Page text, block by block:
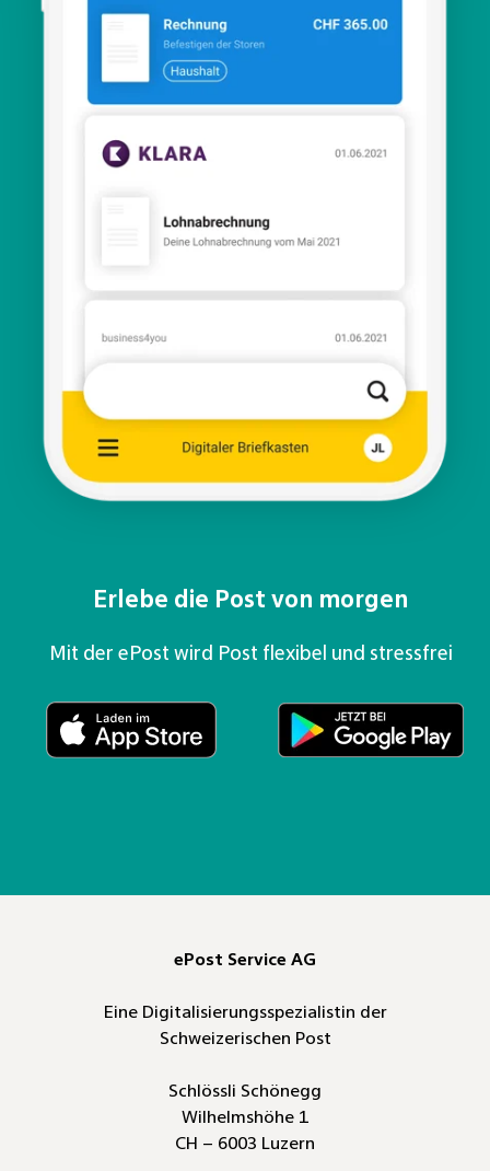
Erlebe die Post von morgen
Mit der ePost wird Post flexibel und stressfrei
ePost Service AG
Eine Digitalisierungsspezialistin der
Schweizerischen Post
Schlössli Schönegg
Wilhelmshöhe 1
CH – 6003 Luzern